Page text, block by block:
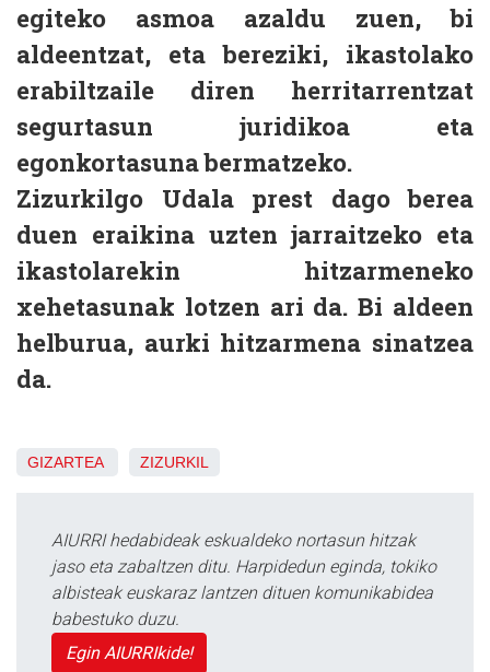
egiteko asmoa azaldu zuen, bi
aldeentzat, eta bereziki, ikastolako
erabiltzaile diren herritarrentzat
segurtasun juridikoa eta
egonkortasuna bermatzeko.
Zizurkilgo Udala prest dago berea
duen eraikina uzten jarraitzeko eta
ikastolarekin hitzarmeneko
xehetasunak lotzen ari da. Bi aldeen
helburua, aurki hitzarmena sinatzea
da.
GIZARTEA ZIZURKIL
AIURRI hedabideak eskualdeko nortasun hitzak
jaso eta zabaltzen ditu. Harpidedun eginda, tokiko
albisteak euskaraz lantzen dituen komunikabidea
babestuko duzu.
Egin AIURRIkide!